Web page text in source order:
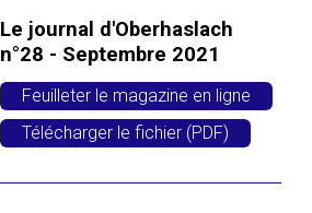
Le journal d'Oberhaslach
n°28 - Septembre 2021
Feuilleter le magazine en ligne
Télécharger le fichier (PDF)